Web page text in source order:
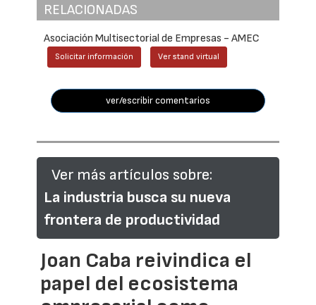
RELACIONADAS
Asociación Multisectorial de Empresas - AMEC
Solicitar información Ver stand virtual
ver/escribir comentarios
Ver más artículos sobre:
La industria busca su nueva
frontera de productividad
Joan Caba reivindica el
papel del ecosistema